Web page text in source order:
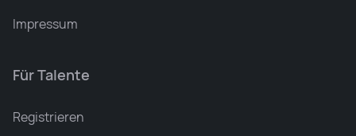
Impressum
Für Talente
Registrieren